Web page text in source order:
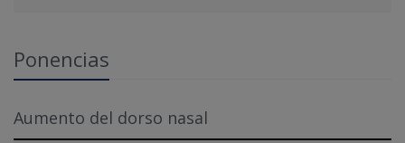
Ponencias
Aumento del dorso nasal